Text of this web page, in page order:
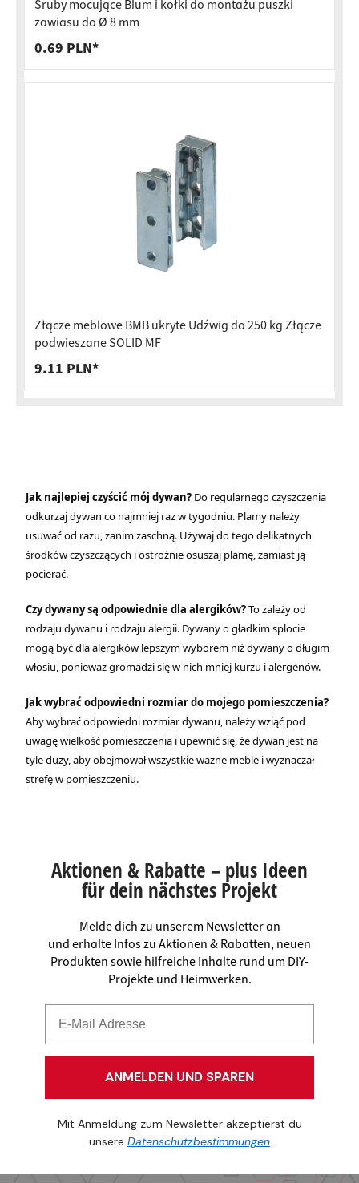
Śruby mocujące Blum i kołki do montażu puszki
zawiasu do Ø 8 mm
0.69 PLN*
Złącze meblowe BMB ukryte Udźwig do 250 kg Złącze
podwieszane SOLID MF
9.11 PLN*
Jak najlepiej czyścić mój dywan? Do regularnego czyszczenia
odkurzaj dywan co najmniej raz w tygodniu. Plamy należy
usuwać od razu, zanim zaschną. Używaj do tego delikatnych
środków czyszczących i ostrożnie osuszaj plamę, zamiast ją
pocierać.
Czy dywany są odpowiednie dla alergików?To zależy od
rodzaju dywanu i rodzaju alergii. Dywany o gładkim splocie
mogą być dla alergików lepszym wyborem niż dywany o długim
włosiu, ponieważ gromadzi się w nich mniej kurzu i alergenów.
Jak wybrać odpowiedni rozmiar do mojego pomieszczenia?
Aby wybrać odpowiedni rozmiar dywanu, należy wziąć pod
uwagę wielkość pomieszczenia i upewnić się, że dywan jest na
tyle duży, aby obejmował wszystkie ważne meble i wyznaczał
strefę w pomieszczeniu.
Aktionen & Rabatte – plus Ideen
für dein nächstes Projekt
Melde dich zu unserem Newsletter an
und erhalte Infos zu Aktionen & Rabatten, neuen
Produkten sowie hilfreiche Inhalte rund um DIY-
Projekte und Heimwerken.
ANMELDEN UND SPAREN
Mit Anmeldung zum Newsletter akzeptierst du
unsere Datenschutzbestimmungen